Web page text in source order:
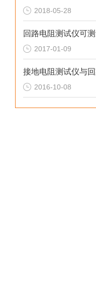
2018-05-28
回路电阻测试仪可
2017-01-09
2016-10-08